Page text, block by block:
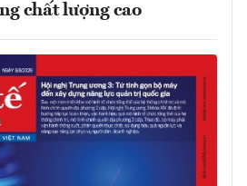
chất lượng cao